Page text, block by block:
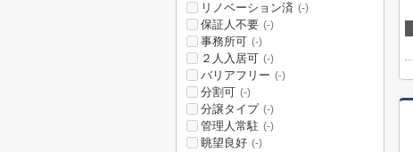
リノベーション済 (-)
保証人不要 (-)
事務所可 (-)
２人入居可 (-)
バリアフリー (-)
分割可 (-)
分譲タイプ (-)
管理人常駐 (-)
眺望良好 (-)